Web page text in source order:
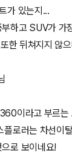
가 있는지...
하고 SUV가 가
한 뒤쳐지지 않
이라고 부르
로러는 차선이
로 보이네요!